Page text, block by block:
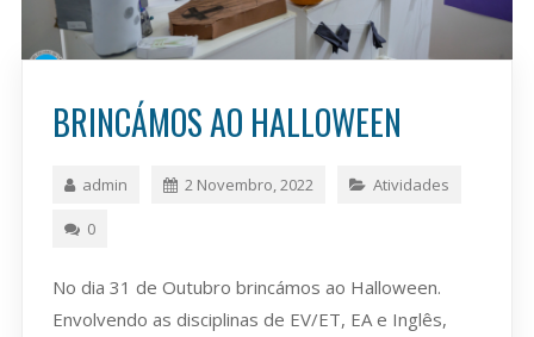
BRINCÁMOS AO HALLOWEEN
admin 2 Novembro, 2022 Atividades
0
No dia 31 de Outubro brincámos ao Halloween.
Envolvendo as disciplinas de EV/ET, EA e Inglês,